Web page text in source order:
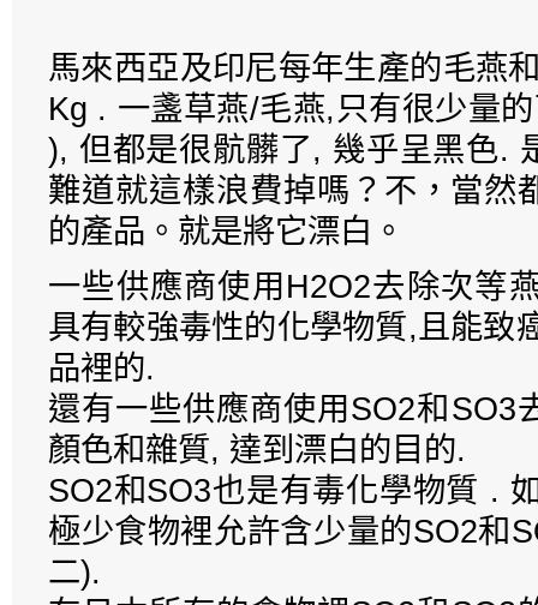
馬來西亞及印尼每年生產的毛燕
Kg . 一盞草燕/毛燕,只有很少量
), 但都是很骯髒了, 幾乎呈黑色.
難道就這樣浪費掉嗎？不，當然
的產品。就是將它漂白。
一些供應商使用H2O2去除次等
具有較強毒性的化學物質,且能致
品裡的.
還有一些供應商使用SO2和SO3
顏色和雜質, 達到漂白的目的.
SO2和SO3也是有毒化學物質 .
極少食物裡允許含少量的SO2和
二).